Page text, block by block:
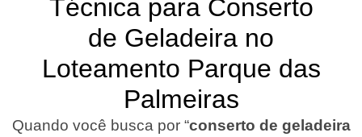
Técnica para Conserto
de Geladeira no
Loteamento Parque das
Palmeiras
Quando você busca por “conserto de geladeira